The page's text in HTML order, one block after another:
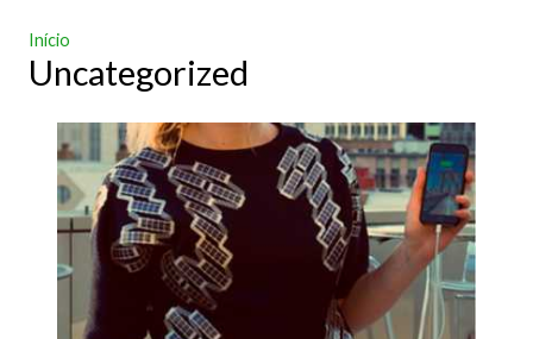
Início
Uncategorized